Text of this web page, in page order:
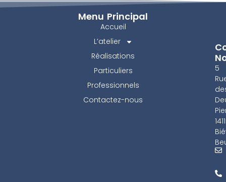
Menu Principal
Accueil
L’atelier
Réalisations
Particuliers
Professionnels
Contactez-nous
5